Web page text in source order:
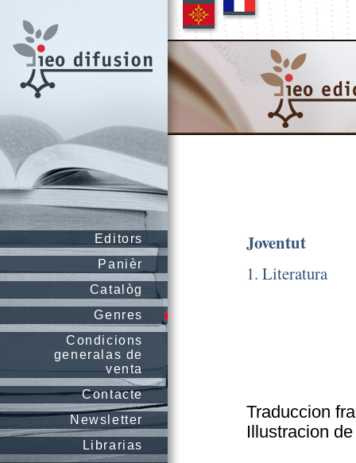
Editors
Panièr
Catalòg
Genres
Condicions
generalas de
venta
Contacte
Newsletter
Librarias
Joventut
1. Literatura
Traduccion
Illustracion